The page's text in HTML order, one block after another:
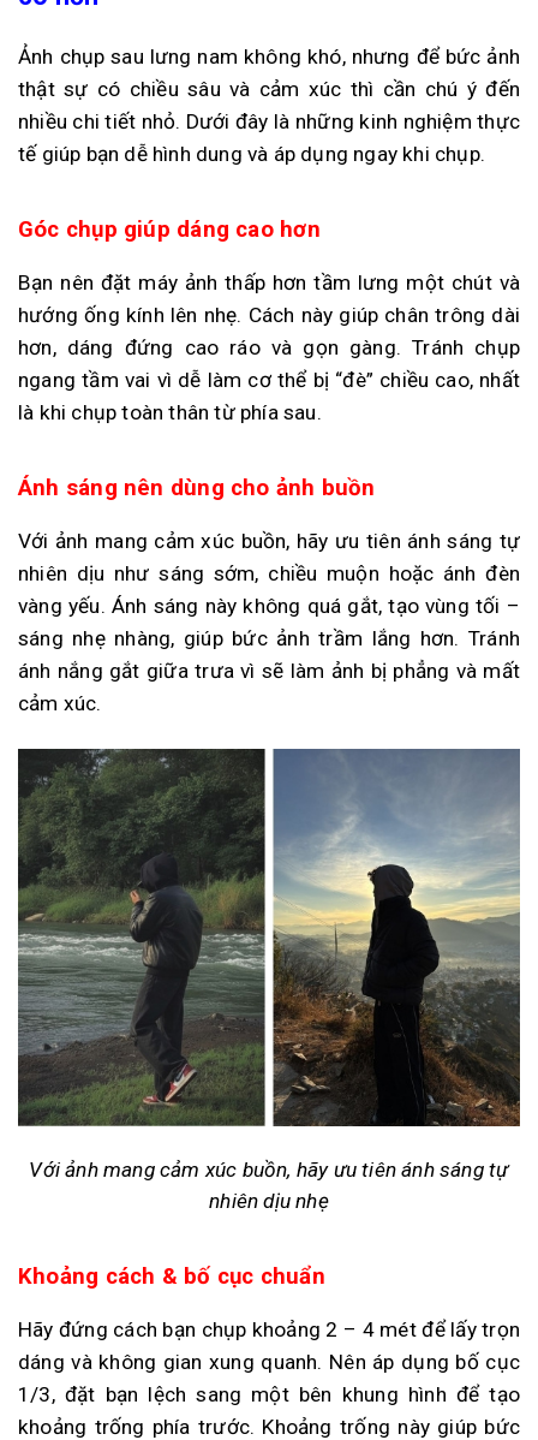
Ảnh chụp sau lưng nam không khó, nhưng để bức ảnh
thật sự có chiều sâu và cảm xúc thì cần chú ý đến
nhiều chi tiết nhỏ. Dưới đây là những kinh nghiệm thực
tế giúp bạn dễ hình dung và áp dụng ngay khi chụp.
Góc chụp giúp dáng cao hơn
Bạn nên đặt máy ảnh thấp hơn tầm lưng một chút và
hướng ống kính lên nhẹ. Cách này giúp chân trông dài
hơn, dáng đứng cao ráo và gọn gàng. Tránh chụp
ngang tầm vai vì dễ làm cơ thể bị “đè” chiều cao, nhất
là khi chụp toàn thân từ phía sau.
Ánh sáng nên dùng cho ảnh buồn
Với ảnh mang cảm xúc buồn, hãy ưu tiên ánh sáng tự
nhiên dịu như sáng sớm, chiều muộn hoặc ánh đèn
vàng yếu. Ánh sáng này không quá gắt, tạo vùng tối –
sáng nhẹ nhàng, giúp bức ảnh trầm lắng hơn. Tránh
ánh nắng gắt giữa trưa vì sẽ làm ảnh bị phẳng và mất
cảm xúc.
Với ảnh mang cảm xúc buồn, hãy ưu tiên ánh sáng tự
nhiên dịu nhẹ
Khoảng cách & bố cục chuẩn
Hãy đứng cách bạn chụp khoảng 2 – 4 mét để lấy trọn
dáng và không gian xung quanh. Nên áp dụng bố cục
1/3, đặt bạn lệch sang một bên khung hình để tạo
khoảng trống phía trước. Khoảng trống này giúp bức